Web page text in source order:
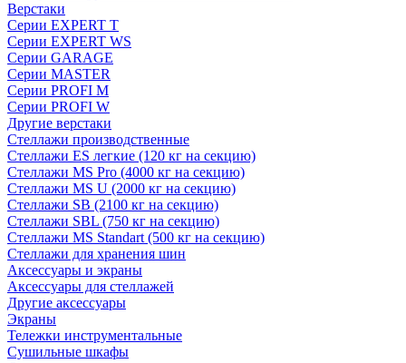
Верстаки
Серии EXPERT T
Серии EXPERT WS
Серии GARAGE
Серии MASTER
Серии PROFI M
Серии PROFI W
Другие верстаки
Стеллажи производственные
Стеллажи ES легкие (120 кг на секцию)
Стеллажи MS Pro (4000 кг на секцию)
Стеллажи MS U (2000 кг на секцию)
Стеллажи SB (2100 кг на секцию)
Стеллажи SBL (750 кг на секцию)
Стеллажи MS Standart (500 кг на секцию)
Стеллажи для хранения шин
Аксессуары и экраны
Аксессуары для стеллажей
Другие аксессуары
Экраны
Тележки инструментальные
Сушильные шкафы